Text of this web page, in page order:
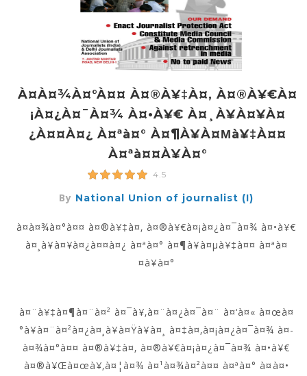
À¤­à¤¾à¤°à¤¤ À¤®à¥‡à¤‚ À¤®à¥€à¤
¡à¤¿à¤¯à¤¾ À¤•à¥€ À¤¸à¥à¤¥à¤
¿à¤¤à¤¿ À¤ªà¤° À¤¶à¥à¤µà¥‡à¤¤
À¤ªà¤¤à¥à¤°
4.5
By National Union of journalist (I)
à¤­à¤¾à¤°à¤¤ à¤®à¥‡à¤‚ à¤®à¥€à¤¡à¤¿à¤¯à¤¾ à¤•à¥€
à¤¸à¥à¤¥à¤¿à¤¤à¤¿ à¤ªà¤° à¤¶à¥à¤µà¥‡à¤¤ à¤ªà¤
¤à¥à¤°
à¤¨à¥‡à¤¶à¤¨à¤² à¤¯à¥‚à¤¨à¤¿à¤¯à¤¨ à¤‘à¤« à¤œà¤
°à¥à¤¨à¤²à¤¿à¤¸à¥à¤Ÿà¥à¤¸ à¤‡à¤‚à¤¡à¤¿à¤¯à¤¾ à¤­
à¤¾à¤°à¤¤ à¤®à¥‡à¤‚ à¤®à¥€à¤¡à¤¿à¤¯à¤¾ à¤•à¥€
à¤®à¥Œà¤œà¥‚à¤¦à¤¾ à¤¹à¤¾à¤²à¤¤ à¤ªà¤° à¤à¤•